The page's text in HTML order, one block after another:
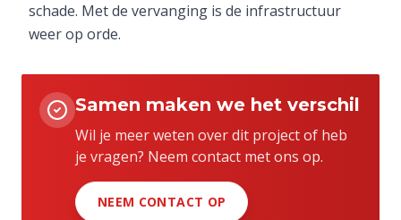
schade. Met de vervanging is de infrastructuur
weer op orde.
Samen maken we het verschil
Wil je meer weten over dit project of heb
je vragen? Neem contact met ons op.
NEEM CONTACT OP